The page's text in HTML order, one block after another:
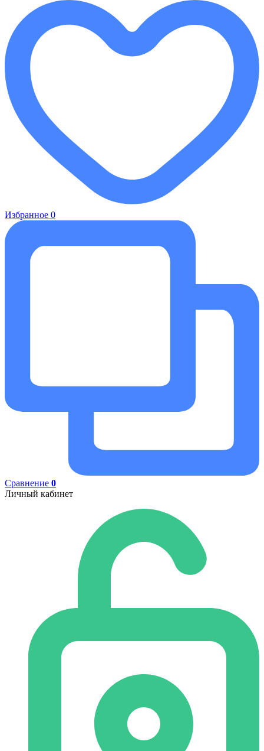
Избранное 0
Сравнение 0
Личный кабинет